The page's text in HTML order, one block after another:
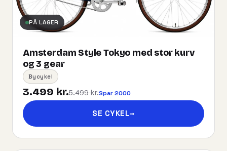
PÅ LAGER
Amsterdam Style Tokyo med stor kurv
og 3 gear
Bycykel
3.499 kr.5.499 kr.Spar 2000
SE CYKEL→